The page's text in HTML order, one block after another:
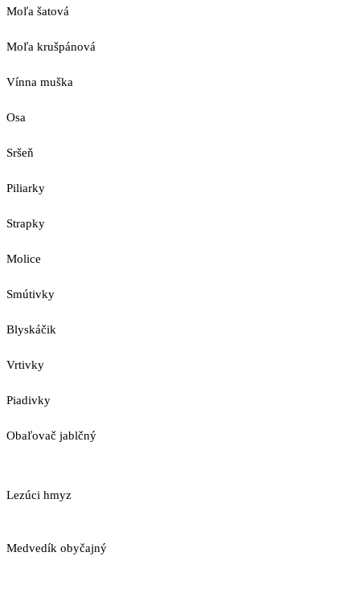
Moľa šatová
Moľa krušpánová
Vínna muška
Osa
Sršeň
Piliarky
Strapky
Molice
Smútivky
Blyskáčik
Vrtivky
Piadivky
Obaľovač jablčný
Lezúci hmyz
Medvedík obyčajný